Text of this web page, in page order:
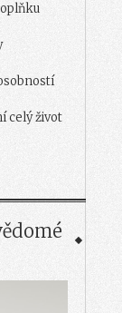
celý život